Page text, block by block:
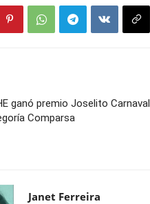
ganó premio Joselito Carnaval
Comparsa
Janet Ferreira